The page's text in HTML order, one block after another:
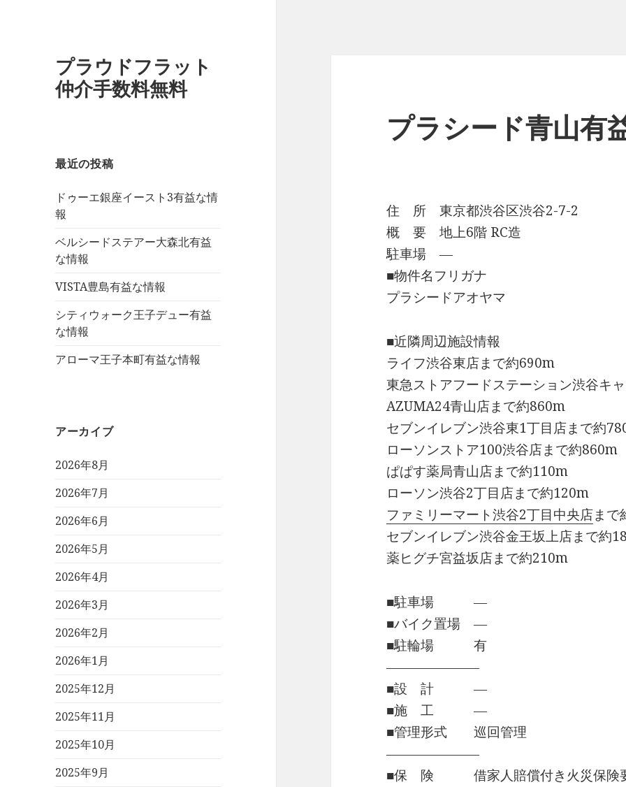
プラウドフラット
仲介手数料無料
最近の投稿
ドゥーエ銀座イースト3有益な情
報
ベルシードステアー大森北有益
な情報
VISTA豊島有益な情報
シティウォーク王子デュー有益
な情報
アローマ王子本町有益な情報
アーカイブ
2026年8月
2026年7月
2026年6月
2026年5月
2026年4月
2026年3月
2026年2月
2026年1月
2025年12月
2025年11月
2025年10月
2025年9月
プラシード青山有
住 所 東京都渋谷区渋谷2-7-2
概 要 地上6階 RC造
駐車場 ―
■物件名フリガナ
プラシードアオヤマ
■近隣周辺施設情報
ライフ渋谷東店まで約690m
東急ストアフードステーション渋谷キ
AZUMA24青山店まで約860m
セブンイレブン渋谷東1丁目店まで約
ローソンストア100渋谷店まで約860m
ぱぱす薬局青山店まで約110m
ローソン渋谷2丁目店まで約120m
ファミリーマート渋谷2丁目中央店まで
セブンイレブン渋谷金王坂上店まで約
薬ヒグチ宮益坂店まで約210m
■駐車場 ―
■バイク置場 ―
■駐輪場 有
―――――――
■設 計 ―
■施 工 ―
■管理形式 巡回管理
―――――――
■保 険 借家人賠償付き火災保険